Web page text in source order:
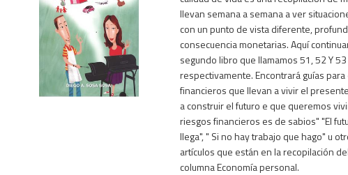
900
llevan semana a semana a ver
con un punto de vista diferente,
consecuencia monetarias. Aquí
segundo libro que llamamos 51, 52 Y
respectivamente. Encontrará guías
financieros que llevan a vivir el
a construir el futuro e que queremos
riesgos financieros es de sabios" "El
llega", " Si no hay trabajo que hago" u
artículos que están en la recopilación
columna Economía personal.